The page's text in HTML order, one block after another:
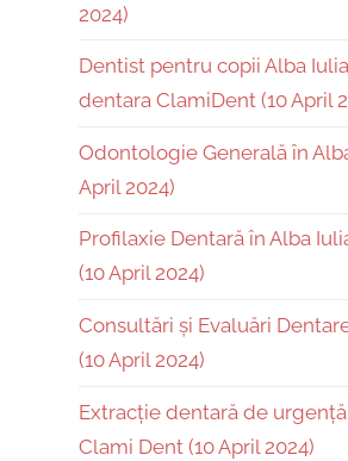
2024)
Dentist pentru copii Alba
dentara ClamiDent (10 April
Odontologie Generală în
April 2024)
Profilaxie Dentară în Alba
(10 April 2024)
Consultări și Evaluări
(10 April 2024)
Extracție dentară de
Clami Dent (10 April 2024)